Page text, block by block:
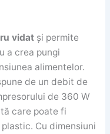
vidatși permite
a crea pungi
alimentelor.
de un debit de
de 360 W
care poate fi
Cu dimensiuni